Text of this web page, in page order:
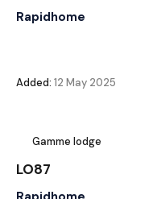
Rapidhome
Added: 12 May 2025
Gamme lodge
LO87